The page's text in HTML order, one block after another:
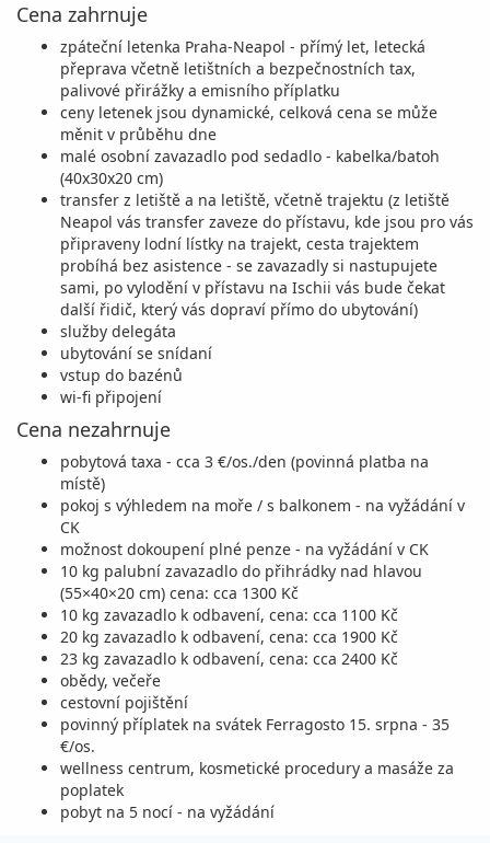
27 500 Kč
cena za 8 dní (7 nocí) objednej
14.09. - 21.09.26
pondělí - pondělí
snídaně
26 000 Kč
cena za 8 dní (7 nocí)
21.09. - 28.09.26
pondělí - pondělí
snídaně
letecky
25 600 Kč
cena za 8 dní (7 nocí) objednej
28.09. - 05.10.26
pondělí - pondělí
říjen 2026
05.10. - 12.10.26
pondělí - pondělí
snídaně
letecky
23 900 Kč
cena za 8 dní (7 nocí) objednej
12.10. - 19.10.26
pondělí - pondělí
cena za 8 dní (7 nocí) objednej
Cena zahrnuje
zpáteční letenka Praha-Neapol - přímý let, letecká
přeprava včetně letištních a bezpečnostních tax,
palivové přirážky a emisního příplatku
ceny letenek jsou dynamické, celková cena se může
měnit v průběhu dne
malé osobní zavazadlo pod sedadlo - kabelka/batoh
(40x30x20 cm)
transfer z letiště a na letiště, včetně trajektu (z letiště
Neapol vás transfer zaveze do přístavu, kde jsou pro vás
připraveny lodní lístky na trajekt, cesta trajektem
probíhá bez asistence - se zavazadly si nastupujete
sami, po vylodění v přístavu na Ischii vás bude čekat
další řidič, který vás dopraví přímo do ubytování)
služby delegáta
ubytování se snídaní
vstup do bazénů
wi-fi připojení
Cena nezahrnuje
pobytová taxa - cca 3 €/os./den (povinná platba na
místě)
pokoj s výhledem na moře / s balkonem - na vyžádání v
CK
možnost dokoupení plné penze - na vyžádání v CK
10 kg palubní zavazadlo do přihrádky nad hlavou
(55×40×20 cm) cena: cca 1300 Kč
10 kg zavazadlo k odbavení, cena: cca 1100 Kč
20 kg zavazadlo k odbavení, cena: cca 1900 Kč
23 kg zavazadlo k odbavení, cena: cca 2400 Kč
obědy, večeře
cestovní pojištění
povinný příplatek na svátek Ferragosto 15. srpna - 35
€/os.
wellness centrum, kosmetické procedury a masáže za
poplatek
pobyt na 5 nocí - na vyžádání